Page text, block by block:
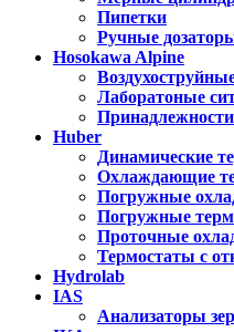
Пипетки
Ручные
Hosokawa Alpine
Лаборатоные
Принадлежности
Huber
Динамические
Охлаждающие
Погружные
Погружные
Проточные
Термостаты с
Hydrolab
IAS
Анализаторы